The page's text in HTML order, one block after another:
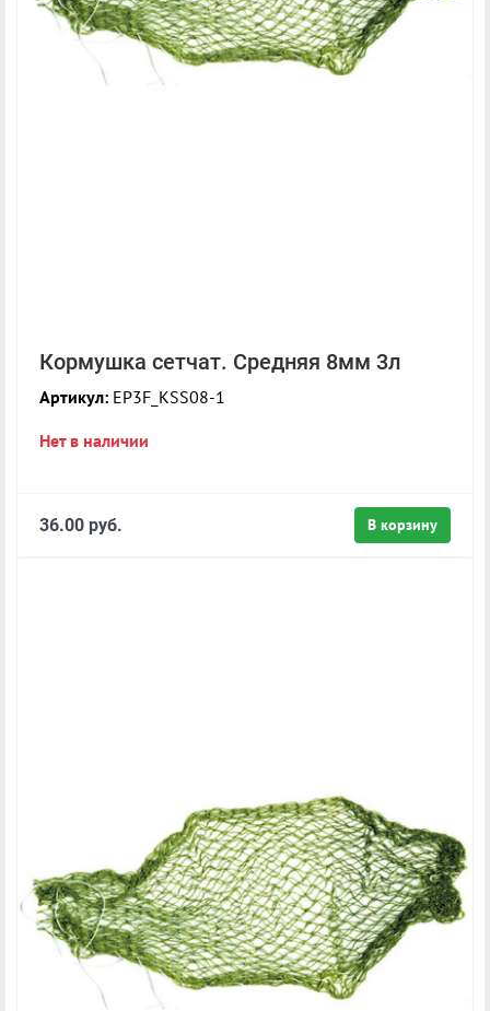
Кормушка сетчат. Средняя 8мм 3л
Артикул: EP3F_KSS08-1
Нет в наличии
В корзину
36.00 руб.